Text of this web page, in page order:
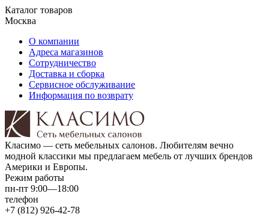
Каталог товаров
Москва
О компании
Адреса магазинов
Сотрудничество
Доставка и сборка
Сервисное обслуживание
Информация по возврату
Класимо — cеть мебельных салонов. Любителям вечно
модной классики мы предлагаем мебель от лучших брендов
Америки и Европы.
Режим работы
пн-пт 9:00—18:00
телефон
+7 (812) 926-42-78